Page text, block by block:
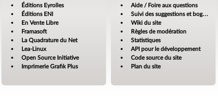
Éditions Eyrolles
Éditions ENI
En Vente Libre
Framasoft
La Quadrature du Net
Lea-Linux
Open Source Initiative
Imprimerie Grafik Plus
Aide / Foire aux questions
Suivi des suggestions et bogues
Wiki du site
Règles de modération
Statistiques
API pour le développement
Code source du site
Plan du site